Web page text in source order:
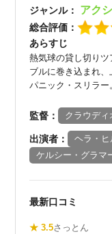
ジャンル： アク
総合評価：
あらすじ
熱気球の貸し切り
ブルに巻き込まれ、
パニック・スリラ
監督： クラウディ
出演者： ヘラ・ヒ
ケルシー・グラマ
最新口コミ
★ 3.5さっとん